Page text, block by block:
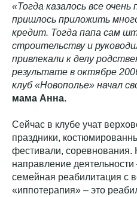
«Тогда казалось все
пришлось приложить
кредит. Тогда папа сам
строительству и
привлекали к делу
результате в октябре
клуб «Новополье» начал
мама Анна.
Сейчас в клубе учат
праздники,
фестивали, соревнования.
направление деятельности
семейная реабилитация с
«иппотерапия» – это